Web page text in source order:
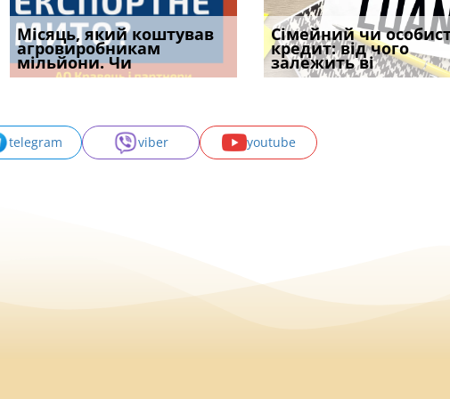
Якщо суд встановив для
відшкодування шкоди
наявніс
Документи, на яких не
проставляється
апостиль: пер
Місяць, який коштував
агровиробникам
мільйони. Чи
Огляд практики ВС від
Ростислава Кравця, що
опублі
Чи потрібна ФОП
печатка у 2026 році:
правила засто
Сімейний чи
кредит: від чого
залежить ві
Восьмий ААС
підтвердив, що
може скас
telegram viber youtube